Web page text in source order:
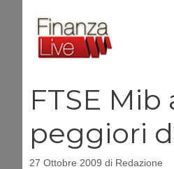
contenuto
FTSE
peggiori
27 Ottobre 2009 di Redazione